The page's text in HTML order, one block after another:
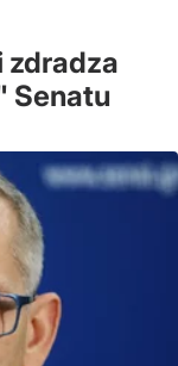
zdradza
Senatu